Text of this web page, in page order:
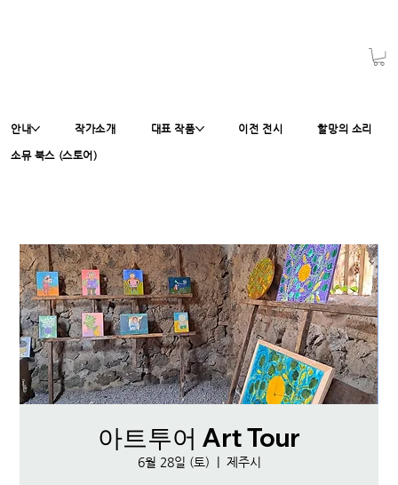
안내 작가소개 대표 작품 이전 전시 할망의 소리
소뮤 북스 (스토어)
아트투어 Art Tour
6월 28일 (토) 제주시